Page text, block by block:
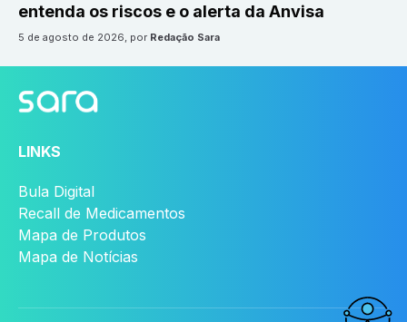
entenda os riscos e o alerta da Anvisa
5 de agosto de 2026, por Redação Sara
LINKS
Bula Digital
Recall de Medicamentos
Mapa de Produtos
Mapa de Notícias